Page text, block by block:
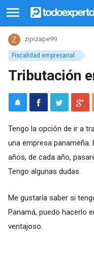
Fiscalidad empresarial
zipizape99
Tributación
Tengo la opción de ir a
una empresa
años, de cada año,
Tengo algunas dudas.
Me gustaría saber si
Panamá, puedo hacerlo
ventajoso.